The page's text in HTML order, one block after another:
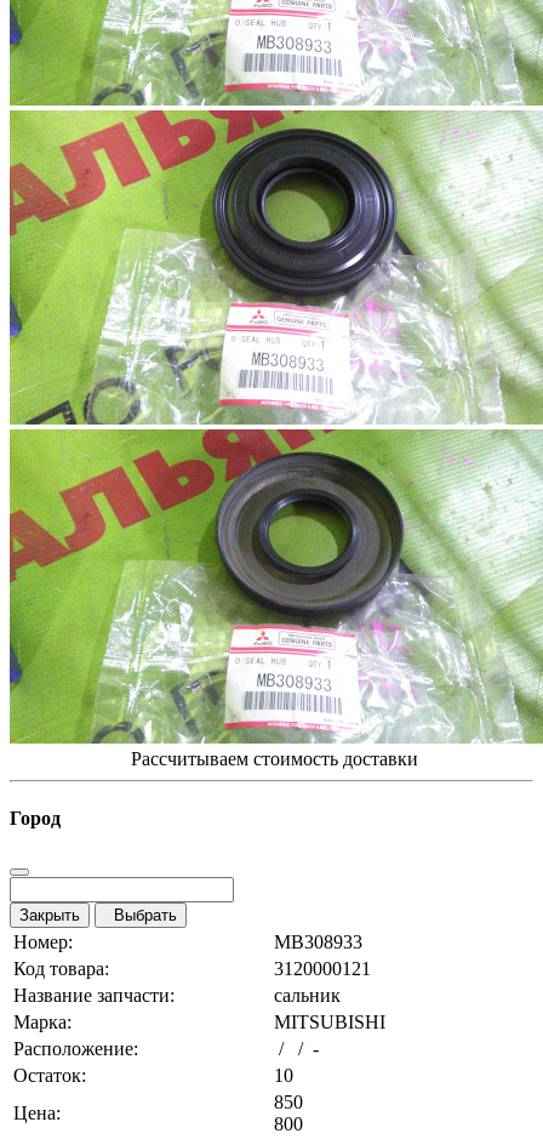
Рассчитываем стоимость доставки
Город
Закрыть Выбрать
Номер:
MB308933
Код товара:
3120000121
Название запчасти:
сальник
Марка:
MITSUBISHI
Расположение:
/ / -
Остаток:
10
Цена:
850
800